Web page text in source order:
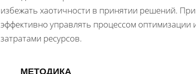
избежать хаотичности в принятии решений.
эффективно управлять процессом
затратами ресурсов.
МЕТОДИКА